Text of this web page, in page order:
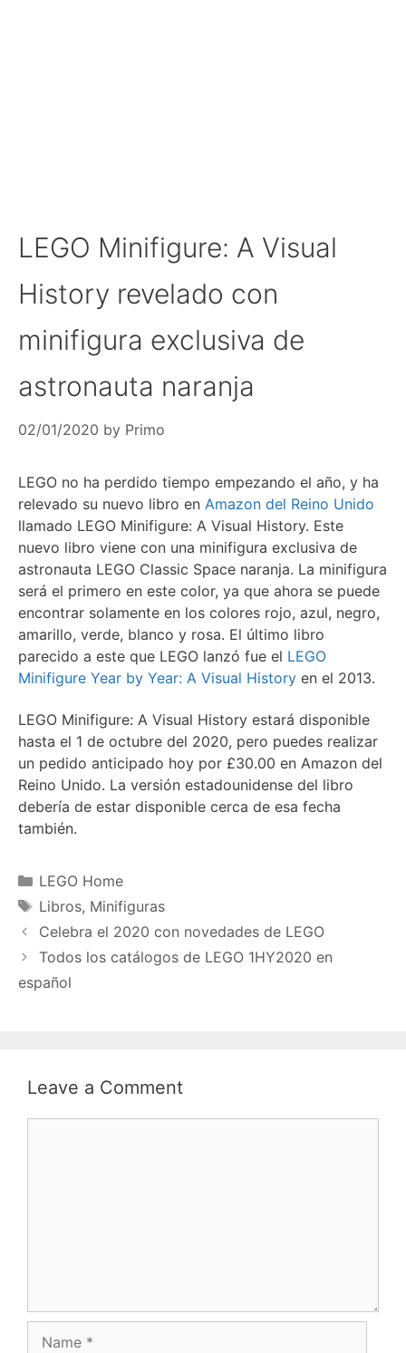
LEGO Minifigure: A Visual
History revelado con
minifigura exclusiva de
astronauta naranja
02/01/2020 by Primo
LEGO no ha perdido tiempo empezando el año, y ha
relevado su nuevo libro en Amazon del Reino Unido
llamado LEGO Minifigure: A Visual History. Este
nuevo libro viene con una minifigura exclusiva de
astronauta LEGO Classic Space naranja. La minifigura
será el primero en este color, ya que ahora se puede
encontrar solamente en los colores rojo, azul, negro,
amarillo, verde, blanco y rosa. El último libro
parecido a este que LEGO lanzó fue el LEGO
Minifigure Year by Year: A Visual History en el 2013.
LEGO Minifigure: A Visual History estará disponible
hasta el 1 de octubre del 2020, pero puedes realizar
un pedido anticipado hoy por £30.00 en Amazon del
Reino Unido. La versión estadounidense del libro
debería de estar disponible cerca de esa fecha
también.
Categories
LEGO Home
Tags
Libros, Minifiguras
Celebra el 2020 con novedades de LEGO
Todos los catálogos de LEGO 1HY2020 en
español
Leave a Comment